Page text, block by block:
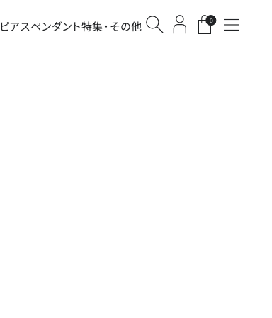
ピアスペンダント特集・その他 0